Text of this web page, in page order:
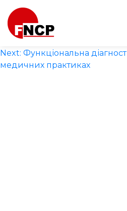
Navegação de
Previous: Casino non AAMS
completa
Next: Функціональна
медичних практиках